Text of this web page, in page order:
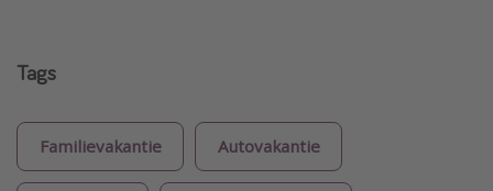
Tags
Familievakantie Autovakantie